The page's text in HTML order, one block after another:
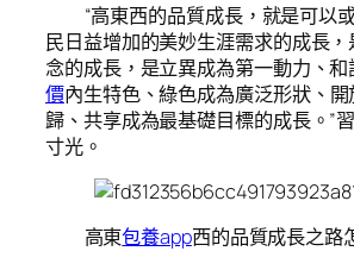
“高東西的品質成長，就是可以
民日益增加的美妙生涯需求的成長
念的成長，是立異成為第一動力、
價內生特色、綠色成為廣泛形狀、
歸、共享成為最基礎目標的成長。”
寸光。
高東包養app西的品質成長之路